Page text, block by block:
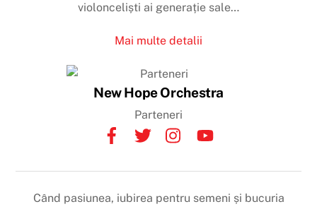
violonceliști ai generație sale…
Mai multe detalii
New Hope Orchestra
Parteneri
Când pasiunea, iubirea pentru semeni și bucuria